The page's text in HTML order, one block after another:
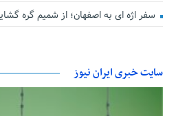
سفر اژه ای به اصفهان؛ از شمیم گره
سایت خبری ایران نیوز